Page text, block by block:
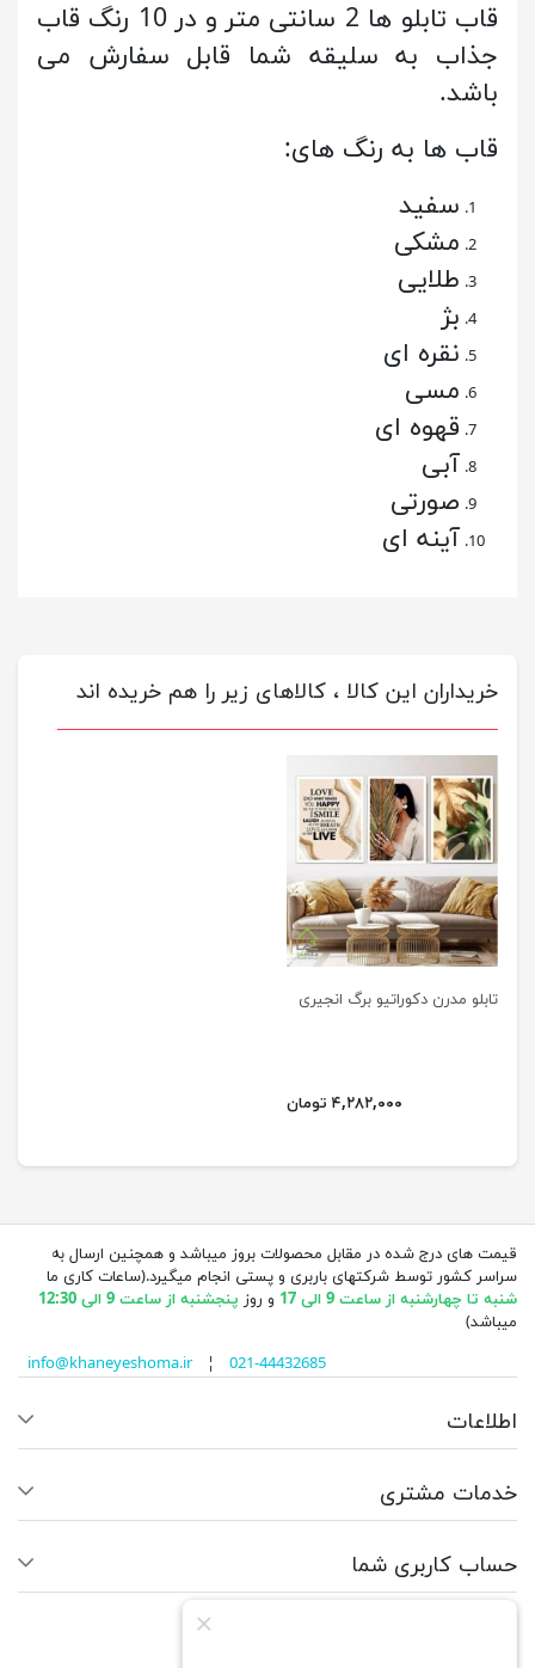
قاب تابلو ها 2 سانتی متر و در 10 رنگ قاب
جذاب به سلیقه شما قابل سفارش می
باشد.
قاب ها به رنگ های:
سفید
مشکی
طلایی
بژ
نقره ای
مسی
قهوه ای
آبی
صورتی
آینه ای
خریداران این کالا ، کالاهای زیر را هم خریده اند
تابلو مدرن دکوراتیو برگ انجیری
۴,۲۸۲,۰۰۰ تومان
قیمت های درج شده در مقابل محصولات بروز میباشد و همچنین ارسال به
سراسر کشور توسط شرکتهای باربری و پستی انجام میگیرد.(ساعات کاری ما
شنبه تا چهارشنبه از ساعت 9 الی 17
و روز پنجشنبه از ساعت 9 الی 12:30
میباشد)
info@khaneyeshoma.ir¦ 021-44432685
اطلاعات
خدمات مشتری
حساب کاربری شما